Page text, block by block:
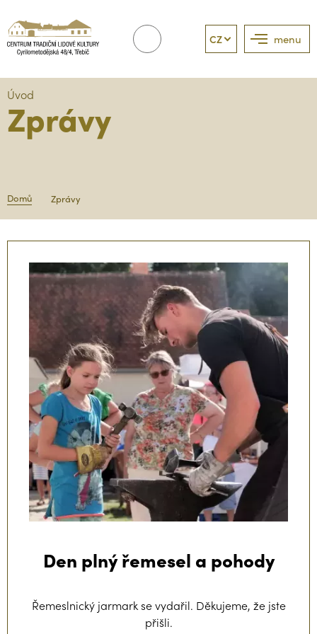
menu
CZ
Úvod
Zprávy
Domů Zprávy
Den plný řemesel a pohody
Řemeslnický jarmark se vydařil. Děkujeme, že jste
přišli.